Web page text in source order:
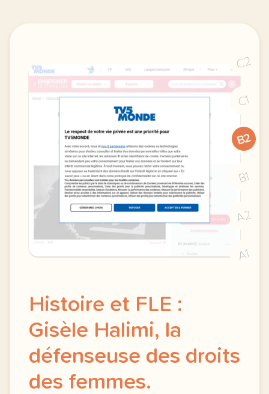
C2
C1
B2
B1
A2
A1
Histoire et FLE :
Gisèle Halimi, la
défenseuse des droits
des femmes.